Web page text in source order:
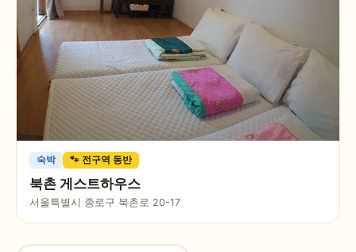
숙박 🐾 전구역 동반
북촌 게스트하우스
서울특별시 종로구 북촌로 20-17